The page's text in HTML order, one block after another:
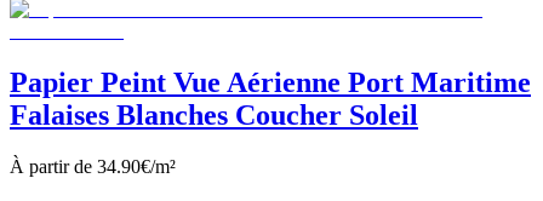
Papier Peint Vue Aérienne Port Maritime
Falaises Blanches Coucher Soleil
À partir de 34.90€/m²